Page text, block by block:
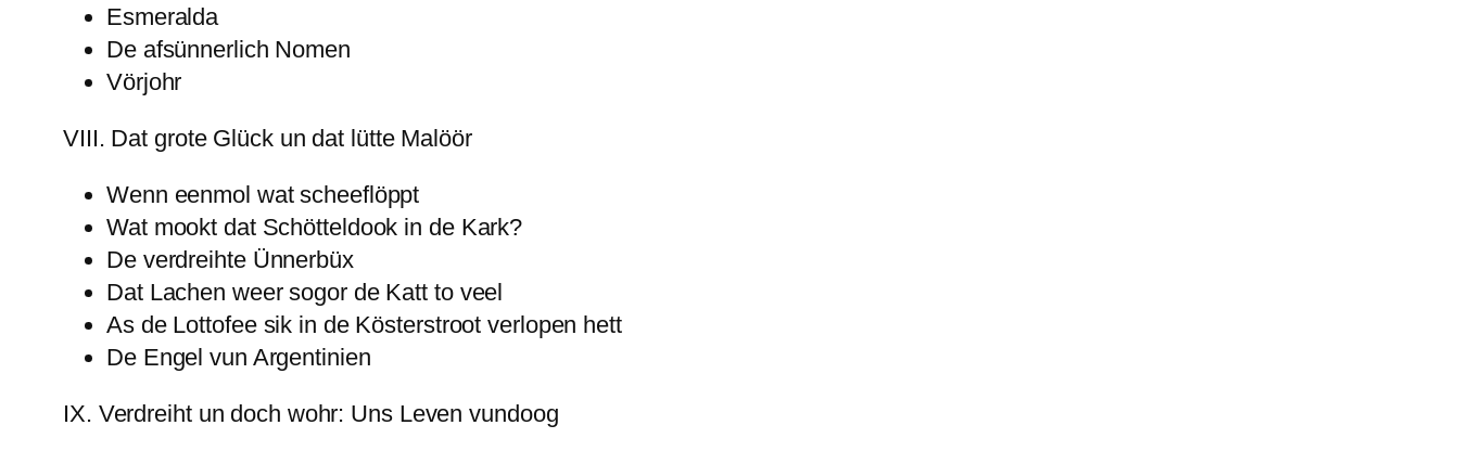
Esmeralda
De afsünnerlich Nomen
Vörjohr
VIII. Dat grote Glück un dat lütte Malöör
Wenn eenmol wat scheeflöppt
Wat mookt dat Schötteldook in de Kark?
De verdreihte Ünnerbüx
Dat Lachen weer sogor de Katt to veel
As de Lottofee sik in de Kösterstroot verlopen hett
De Engel vun Argentinien
IX. Verdreiht un doch wohr: Uns Leven vundoog